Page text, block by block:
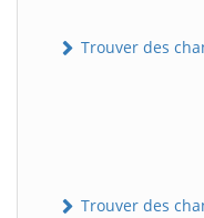
Trouver des
Trouver des